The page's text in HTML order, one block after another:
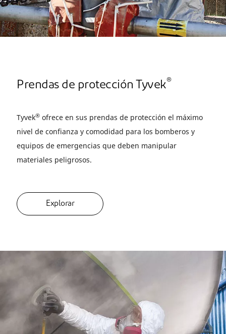
Prendas de protección Tyvek®
Tyvek® ofrece en sus prendas de protección el máximo
nivel de confianza y comodidad para los bomberos y
equipos de emergencias que deben manipular
materiales peligrosos.
Explorar